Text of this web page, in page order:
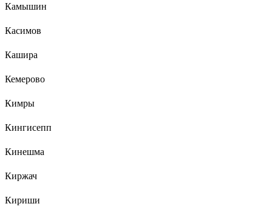
Камышин
Касимов
Кашира
Кемерово
Кимры
Кингисепп
Кинешма
Киржач
Кириши